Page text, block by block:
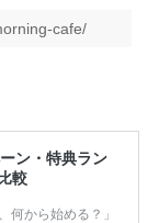
cafe/
ン・特典ラン
較
から始める？」